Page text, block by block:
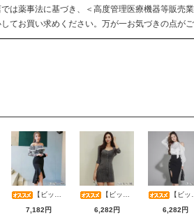
は薬事法に基づき、 ＜高度管理医療機器等販
てお買い求めください。万が一お気づきの点が
【ビッグサマーセール対象品】総レースオフショルブラウス×ハイウエストマーメイドスカートセットアップ(キャバドレス・CABARETDRESS)
7,182円
【ビッグサマーセール対象品】スーツライク素材で魅せる知的な大人ストライプタイトワンピース(キャバドレス・CABARETDRESS)
6,282円
【ビッグサマーセール対象品】艶やかサテン×美シルエット大人のためのオフショルダーセットアップ(キャバドレス・CABARETDRESS)
6,282円